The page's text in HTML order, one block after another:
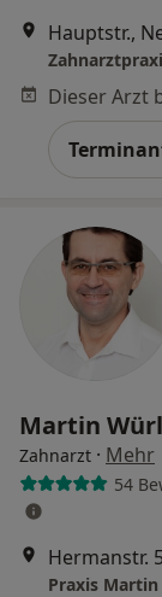
Hauptstr.,
Martin Würl
Zahnarzt · Mehr
54
Hermanstr.
Praxis